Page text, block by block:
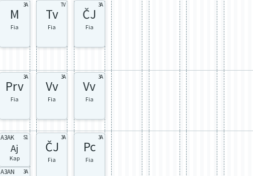
3A
M
Fia
TV
Tv
Fia
3A
ČJ
Fia
3A
Prv
Fia
3A
Vv
Fia
3A
Vv
Fia
A3AK S1
Aj
Kap
A3AN 3A
3A
ČJ
Fia
3A
Pc
Fia